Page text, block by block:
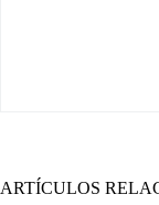
ARTÍCULOS